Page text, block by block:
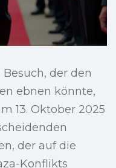
der den
ebnen könnte,
13. Oktober 2025
der auf die
Konflikts